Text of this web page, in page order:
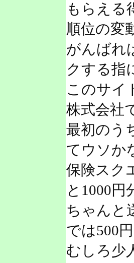
もらえ
順位の変
がんばれ
クする指
このサイ
株式会社
最初のう
てウソか
保険スク
と1000
ちゃんと
では500
むしろ